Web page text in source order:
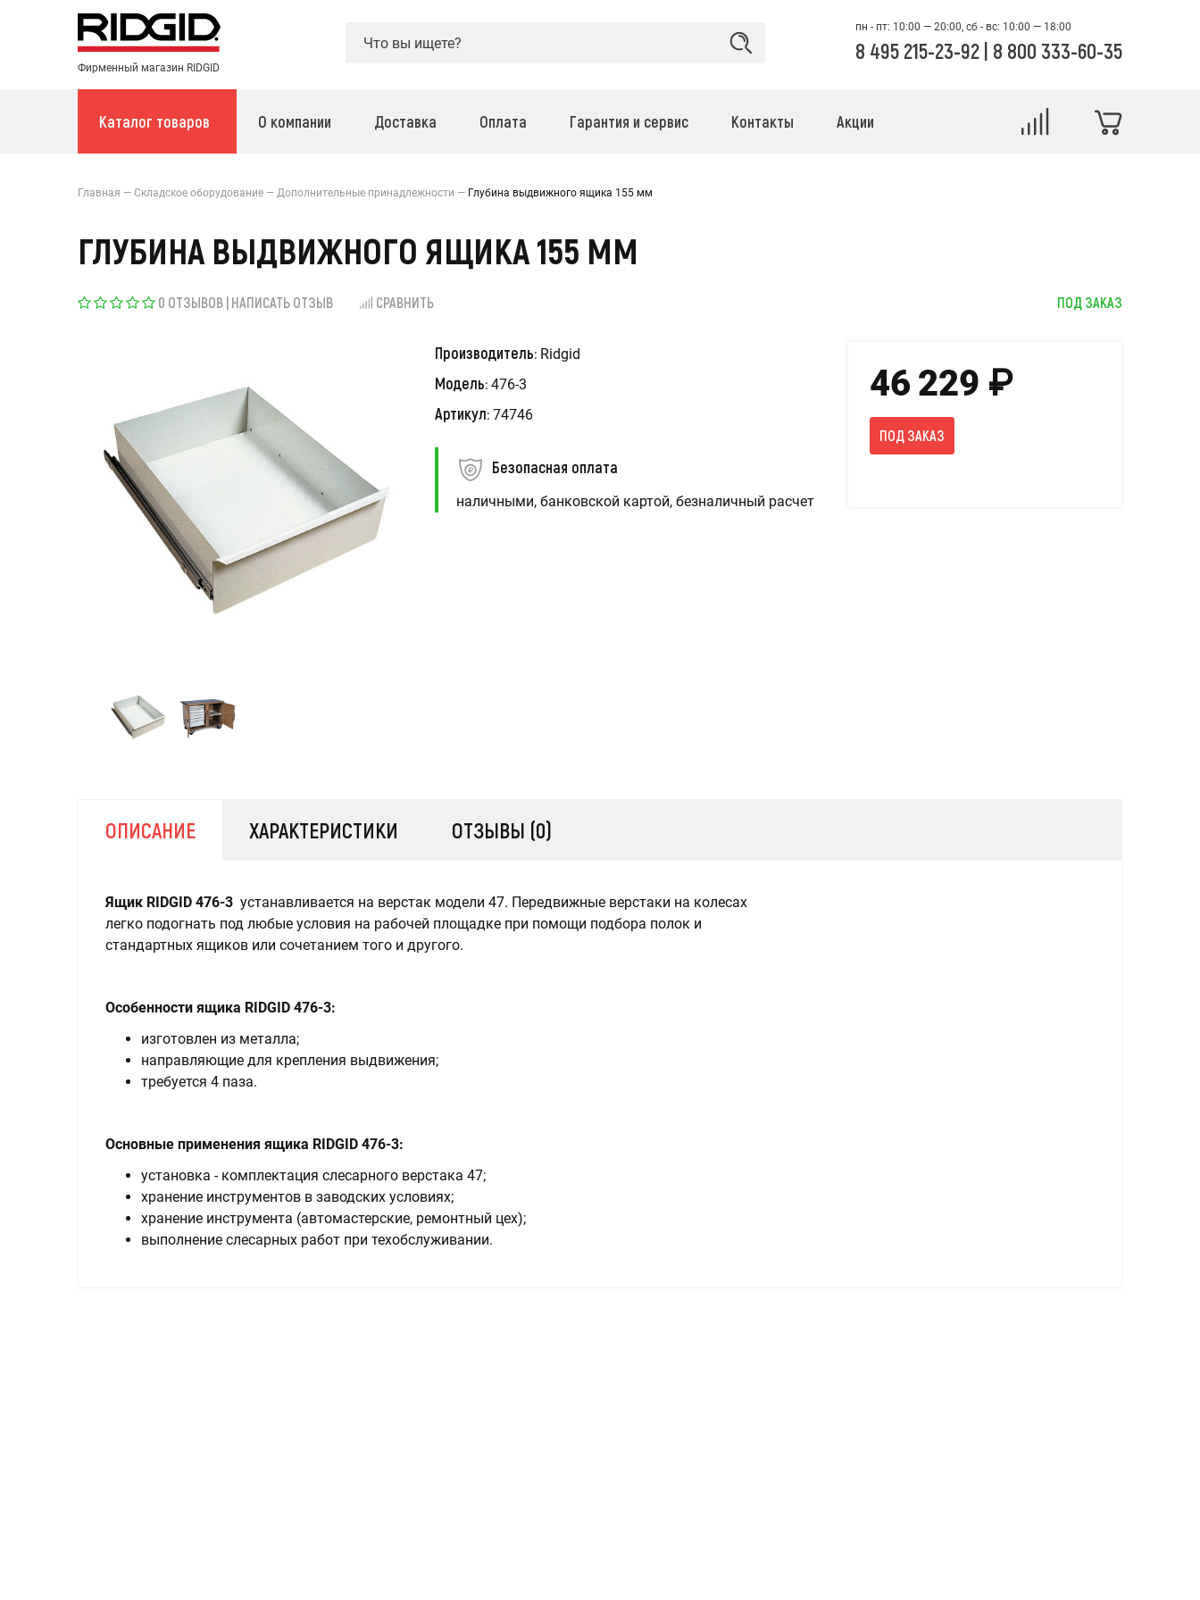
Фирменный магазин RIDGID
пн - пт: 10:00 — 20:00, сб - вс: 10:00 — 18:00
8 495 215-23-92 | 8 800 333-60-35
Каталог товаров О компании Доставка Оплата Гарантия и сервис Контакты Акции
Главная Складское оборудование Дополнительные принадлежности Глубина выдвижного ящика 155 мм
ГЛУБИНА ВЫДВИЖНОГО ЯЩИКА 155 ММ
0 ОТЗЫВОВ | НАПИСАТЬ ОТЗЫВ СРАВНИТЬ ПОД ЗАКАЗ
Производитель: Ridgid
Модель: 476-3
Артикул: 74746
Безопасная оплата
наличными, банковской картой, безналичный расчет
46 229 ₽
ПОД ЗАКАЗ
ОПИСАНИЕ ХАРАКТЕРИСТИКИ ОТЗЫВЫ (0)
Ящик RIDGID 476-3 устанавливается на верстак модели 47. Передвижные верстаки на колесах
легко подогнать под любые условия на рабочей площадке при помощи подбора полок и
стандартных ящиков или сочетанием того и другого.
Особенности ящика RIDGID 476-3:
изготовлен из металла;
направляющие для крепления выдвижения;
требуется 4 паза.
Основные применения ящика RIDGID 476-3:
установка - комплектация слесарного верстака 47;
хранение инструментов в заводских условиях;
хранение инструмента (автомастерские, ремонтный цех);
выполнение слесарных работ при техобслуживании.